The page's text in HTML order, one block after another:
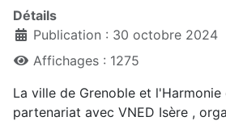
Détails
Publication : 30 octobre 2024
Affichages : 1275
La ville de Grenoble et l'Harmonie
partenariat avec VNED Isère ,